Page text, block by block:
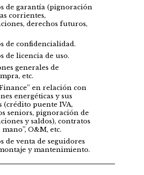
de garantía (pignoración
corrientes,
derechos futuros,
de confidencialidad.
de licencia de uso.
generales de
etc.
en relación con
energéticas y sus
(crédito puente IVA,
seniors, pignoración de
y saldos), contratos
O&M, etc.
de venta de seguidores
y mantenimiento.